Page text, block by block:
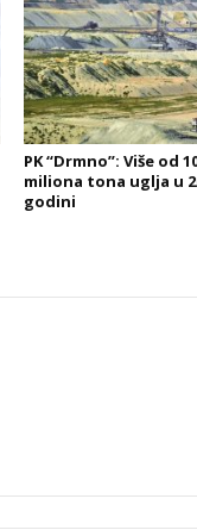
PK “Drmno”: Više od
miliona tona uglja u
godini